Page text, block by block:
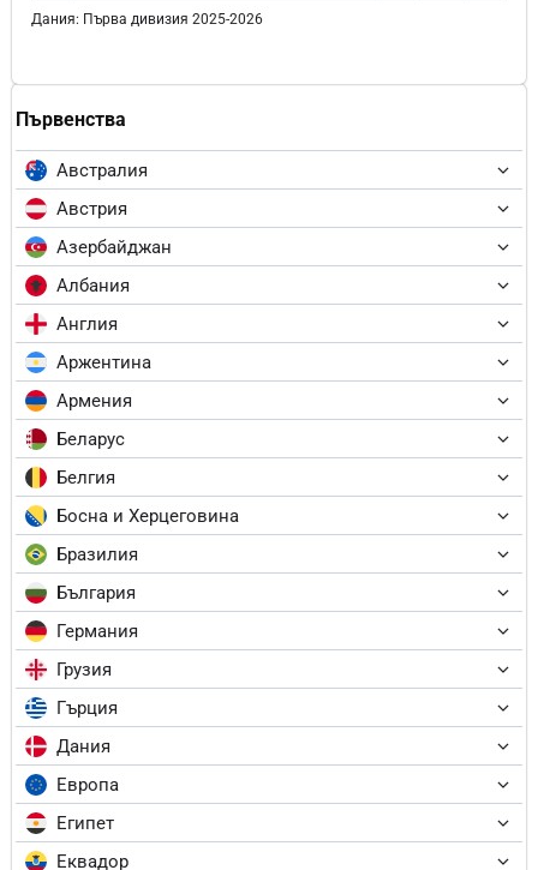
Първенства
Австралия
Австрия
Азербайджан
Албания
Англия
Аржентина
Армения
Беларус
Белгия
Босна и Херцеговина
Бразилия
България
Германия
Грузия
Гърция
Дания
Европа
Египет
Еквадор
Дания: Първа дивизия 2025-2026